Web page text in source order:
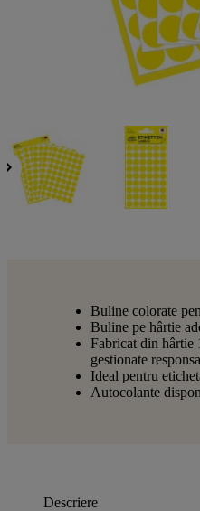
Buline colorate
Buline pe hârtie
Fabricat din
gestionate
Ideal pentru
Autocolante
Descriere